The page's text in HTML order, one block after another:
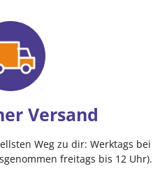
Versand
Weg zu dir: Werktags bei
freitags bis 12 Uhr).